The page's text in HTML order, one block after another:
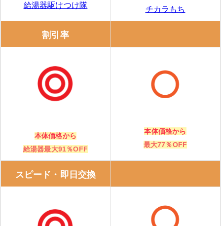
事前に相見積もりを取る
保証内容を確認する
エコキュートの修理費用と交換費用の相場
エコキュートの修理費用の相場
エコキュートに交換するとどのくらいお得になる？？
給湯器駆けつけ隊 チカラもち
割引率
本体価格から
給湯器最大91％OFF
本体価格から
最大77％OFF
スピード・即日交換